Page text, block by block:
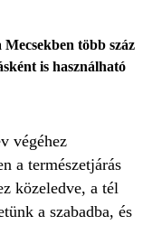
több száz
is használható
végéhez
a természetjárás
közeledve, a tél
a szabadba, és